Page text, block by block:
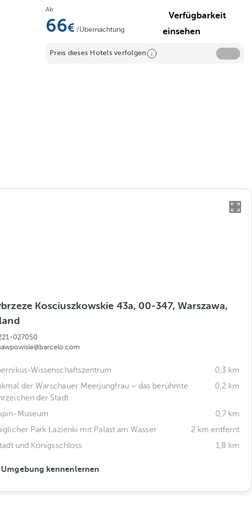
Ab
66 /Übernachtung
Verfügbarkeit
einsehen
Preis dieses Hotels verfolgen
Kosciuszkowskie 43a, 00-347, Warszawa,
027050
Wissenschaftszentrum
0,3 km
der Warschauer Meerjungfrau – das berühmte
der Stadt
0,2 km
Museum
0,7 km
Park Łazienki mit Palast am Wasser
2 km entfernt
und Königsschloss
1,8 km
Umgebung kennenlernen